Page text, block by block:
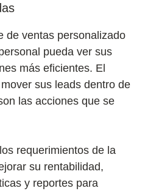
de ventas personalizado
pueda ver sus
más eficientes. El
sus leads dentro de
las acciones que se
requerimientos de la
su rentabilidad,
y reportes para